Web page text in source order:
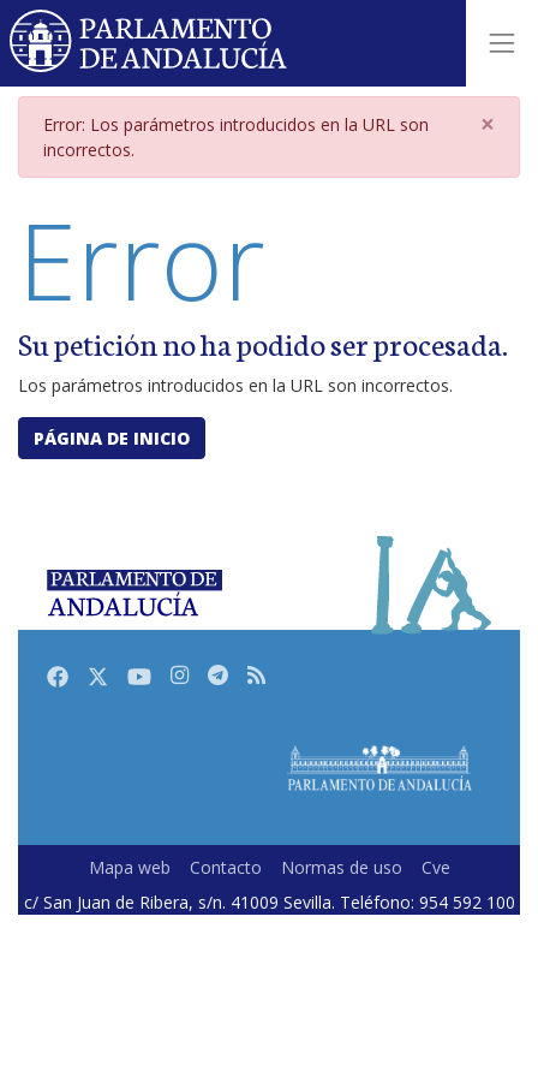
Página de error por parámetros
Error: Los parámetros introducidos en la URL son
incorrectos.
×
Error
Su petición no ha podido ser procesada.
Los parámetros introducidos en la URL son incorrectos.
PÁGINA DE INICIO
FacebookTwitterYoutubeInstagram
Telegram
RSS
Mapa web Contacto Normas de uso
Cve
c/ San Juan de Ribera, s/n. 41009 Sevilla. Teléfono: 954 592 100